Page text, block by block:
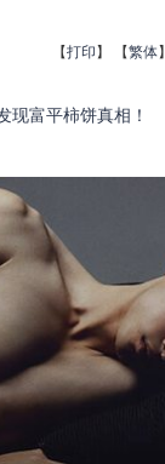
【打印 】 【繁体
现富平柿饼真相！